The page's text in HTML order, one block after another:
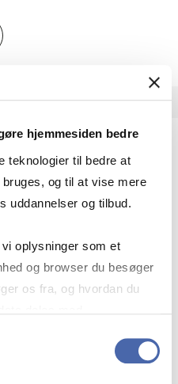
hjemmesiden bedre
teknologier til bedre at
og til at vise mere
uddannelser og tilbud.
oplysninger som et
og browser du besøger
os fra, og hvordan du
selv - og kan altid trække
i pro­jekt­le­del­se
og fi­lo­so­fi
komplekse verden.
og samfund